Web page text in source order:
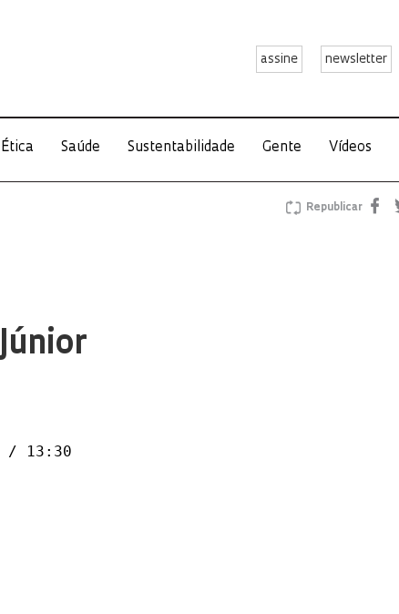
assine newsletter
Ética Saúde Sustentabilidade Gente Vídeos
Republicar
/ 13:30